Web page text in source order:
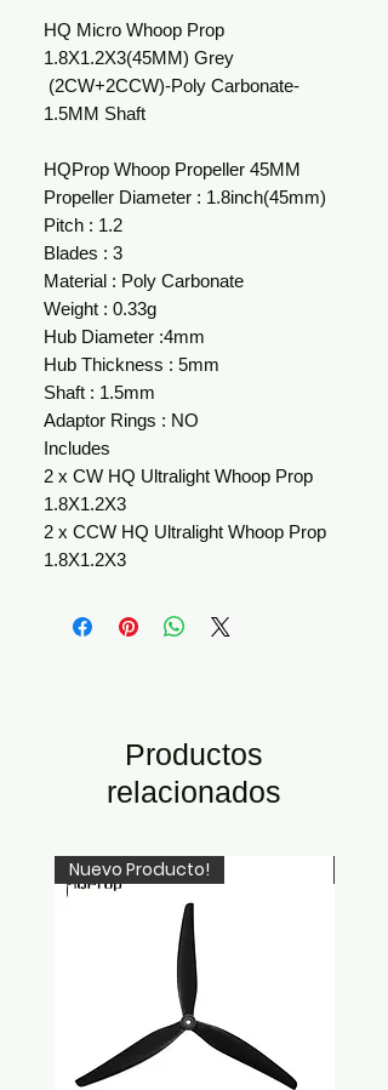
HQ Micro Whoop Prop
1.8X1.2X3(45MM) Grey
(2CW+2CCW)-Poly Carbonate-
1.5MM Shaft
HQProp Whoop Propeller 45MM
Propeller Diameter : 1.8inch(45mm)
Pitch : 1.2
Blades : 3
Material : Poly Carbonate
Weight : 0.33g
Hub Diameter :4mm
Hub Thickness : 5mm
Shaft : 1.5mm
Adaptor Rings : NO
Includes
2 x CW HQ Ultralight Whoop Prop
1.8X1.2X3
2 x CCW HQ Ultralight Whoop Prop
1.8X1.2X3
Productos
relacionados
Nuevo Producto!